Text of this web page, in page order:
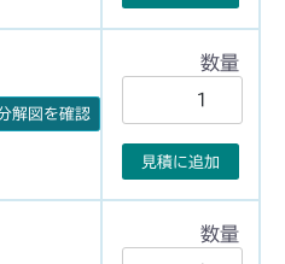
解図を確認
数量
見積に追加
数量